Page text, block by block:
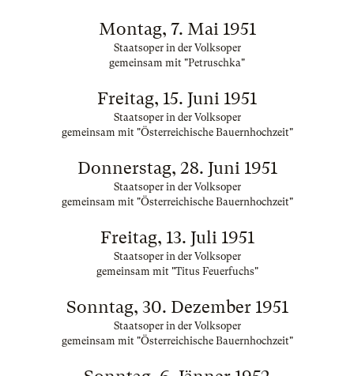
Montag, 7. Mai 1951
Staatsoper in der Volksoper
gemeinsam mit "Petruschka"
Freitag, 15. Juni 1951
Staatsoper in der Volksoper
gemeinsam mit "Österreichische Bauernhochzeit"
Donnerstag, 28. Juni 1951
Staatsoper in der Volksoper
gemeinsam mit "Österreichische Bauernhochzeit"
Freitag, 13. Juli 1951
Staatsoper in der Volksoper
gemeinsam mit "Titus Feuerfuchs"
Sonntag, 30. Dezember 1951
Staatsoper in der Volksoper
gemeinsam mit "Österreichische Bauernhochzeit"